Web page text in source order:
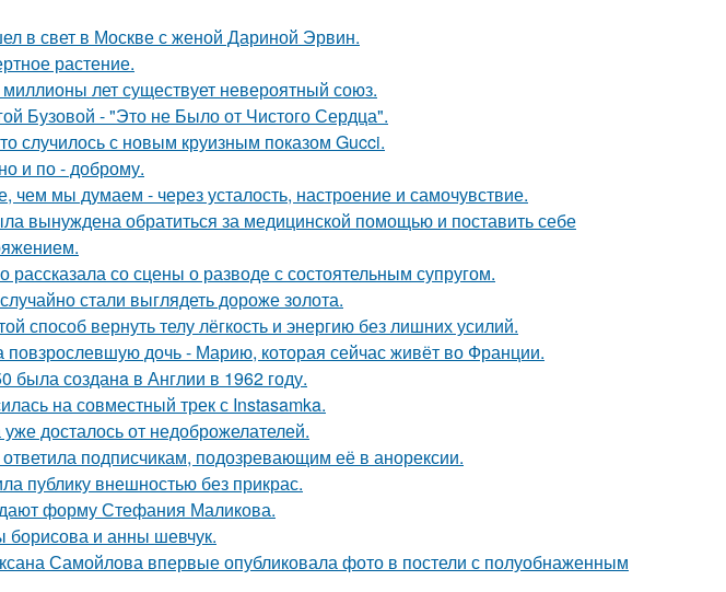
в свет в Москве с женой Дариной Эрвин.
растение.
лет существует невероятный союз.
Бузовой - "Это не Было от Чистого Сердца".
случилось с новым круизным показом Gucci.
и по - доброму.
чем мы думаем - через усталость, настроение и самочувствие.
вынуждена обратиться за медицинской помощью и поставить себе
рассказала со сцены о разводе с состоятельным супругом.
стали выглядеть дороже золота.
способ вернуть телу лёгкость и энергию без лишних усилий.
дочь - Марию, которая сейчас живёт во Франции.
созданa в Англии в 1962 году.
на совместный трек с Instasamka.
досталось от недоброжелателей.
подписчикам, подозревающим её в анорексии.
публику внешностью без прикрас.
форму Стефания Маликова.
и анны шевчук.
Самойлова впервые опубликовала фото в постели с полуобнаженным